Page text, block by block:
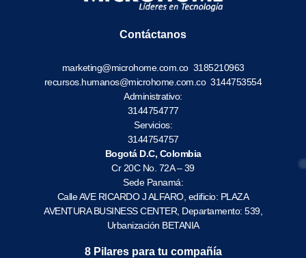
Contáctanos
marketing@microhome.com.co 3185210963
recursos.humanos@microhome.com.co3144753554
Administrativo:
3144754777
Servicios:
3144754757
Bogotá D.C, Colombia
Cr 20C No. 72A – 39
Sede Panamá:
Calle AVE RICARDO J ALFARO, edificio: PLAZA
AVENTURA BUSINESS CENTER, Departamento: 539,
Urbanización BETANIA
8 Pilares para tu compañía